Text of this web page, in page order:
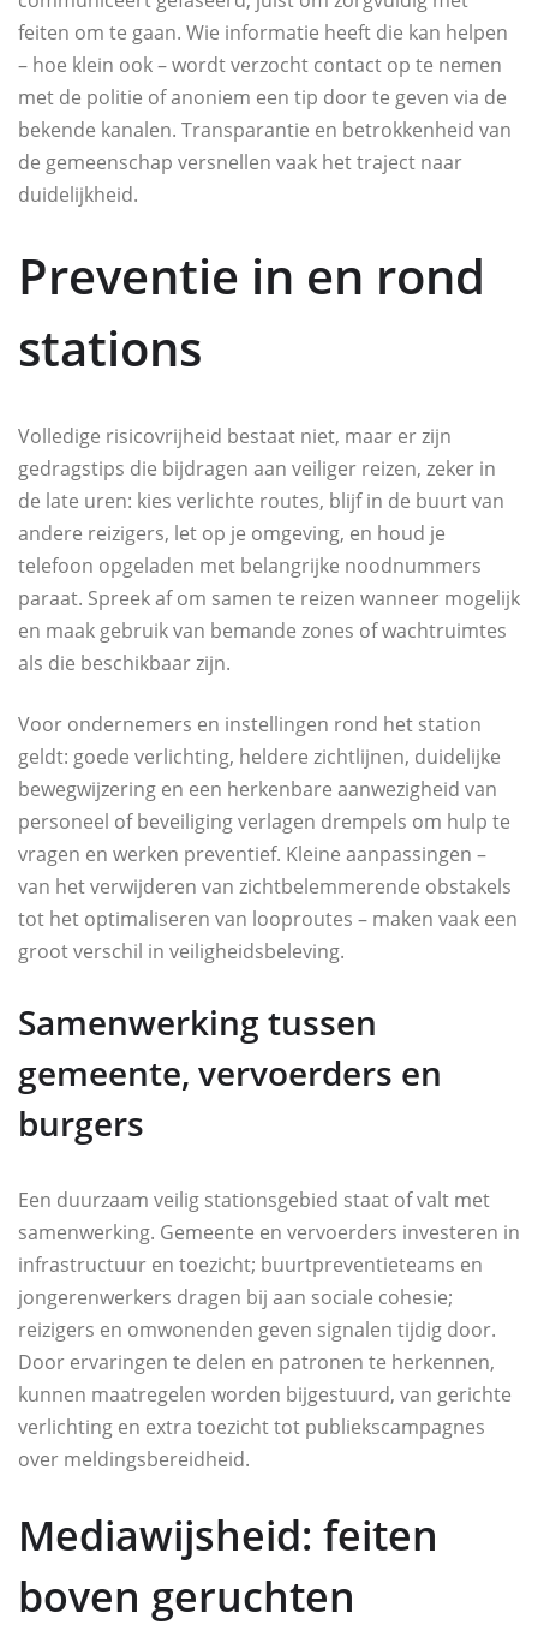
feiten om te gaan. Wie informatie heeft die kan helpen
– hoe klein ook – wordt verzocht contact op te nemen
met de politie of anoniem een tip door te geven via de
bekende kanalen. Transparantie en betrokkenheid van
de gemeenschap versnellen vaak het traject naar
duidelijkheid.
Preventie in en rond
stations
Volledige risicovrijheid bestaat niet, maar er zijn
gedragstips die bijdragen aan veiliger reizen, zeker in
de late uren: kies verlichte routes, blijf in de buurt van
andere reizigers, let op je omgeving, en houd je
telefoon opgeladen met belangrijke noodnummers
paraat. Spreek af om samen te reizen wanneer mogelijk
en maak gebruik van bemande zones of wachtruimtes
als die beschikbaar zijn.
Voor ondernemers en instellingen rond het station
geldt: goede verlichting, heldere zichtlijnen, duidelijke
bewegwijzering en een herkenbare aanwezigheid van
personeel of beveiliging verlagen drempels om hulp te
vragen en werken preventief. Kleine aanpassingen –
van het verwijderen van zichtbelemmerende obstakels
tot het optimaliseren van looproutes – maken vaak een
groot verschil in veiligheidsbeleving.
Samenwerking tussen
gemeente, vervoerders en
burgers
Een duurzaam veilig stationsgebied staat of valt met
samenwerking. Gemeente en vervoerders investeren in
infrastructuur en toezicht; buurtpreventieteams en
jongerenwerkers dragen bij aan sociale cohesie;
reizigers en omwonenden geven signalen tijdig door.
Door ervaringen te delen en patronen te herkennen,
kunnen maatregelen worden bijgestuurd, van gerichte
verlichting en extra toezicht tot publiekscampagnes
over meldingsbereidheid.
Mediawijsheid: feiten
boven geruchten